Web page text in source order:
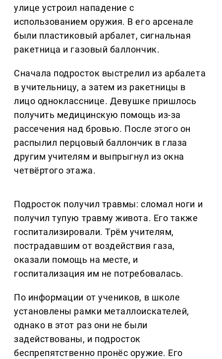
улице устроил нападение с
использованием оружия. В его арсенале
были пластиковый арбалет, сигнальная
ракетница и газовый баллончик.
Сначала подросток выстрелил из арбалета
в учительницу, а затем из ракетницы в
лицо однокласснице. Девушке пришлось
получить медицинскую помощь из-за
рассечения над бровью. После этого он
распылил перцовый баллончик в глаза
другим учителям и выпрыгнул из окна
четвёртого этажа.
Подросток получил травмы: сломал ноги и
получил тупую травму живота. Его также
госпитализировали. Трём учителям,
пострадавшим от воздействия газа,
оказали помощь на месте, и
госпитализация им не потребовалась.
По информации от учеников, в школе
установлены рамки металлоискателей,
однако в этот раз они не были
задействованы, и подросток
беспрепятственно пронёс оружие. Его